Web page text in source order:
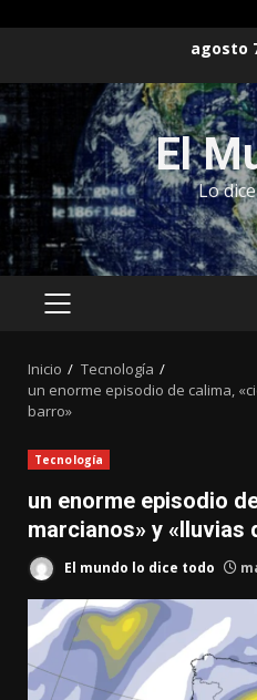
contenido
agosto
El
Lo
MENÚ
Inicio
Tecnología
un enorme episodio de calima,
barro»
Tecnología
un enorme episodio
marcianos» y «lluvias
El mundo lo dice todo